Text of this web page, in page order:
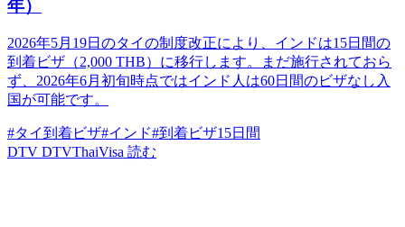
年）
2026年5月19日のタイの制度改正により、インドは15日間の
到着ビザ（2,000 THB）に移行します。まだ施行されておら
ず、2026年6月初旬時点ではインド人は60日間のビザなし入
国が可能です。
#タイ到着ビザ#インド#到着ビザ15日間
DTV DTVThaiVisa 読む